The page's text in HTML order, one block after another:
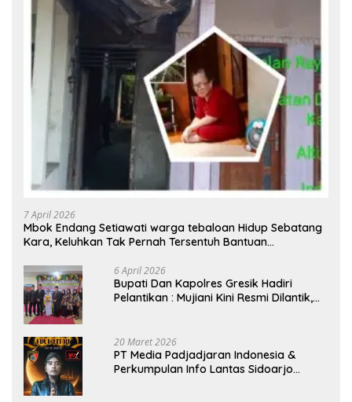
7 April 2026
Mbok Endang Setiawati warga tebaloan Hidup Sebatang
Kara, Keluhkan Tak Pernah Tersentuh Bantuan
6 April 2026
​Bupati Dan Kapolres Gresik Hadiri
Pelantikan : Mujiani Kini Resmi Dilantik,
20 Maret 2026
PT Media Padjadjaran Indonesia &
Perkumpulan Info Lantas Sidoarjo